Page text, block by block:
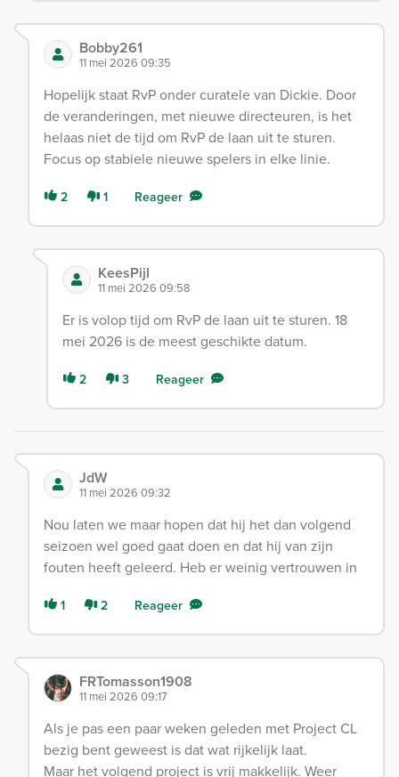
Bobby261
11 mei 2026 09:35
Hopelijk staat RvP onder curatele van Dickie. Door
de veranderingen, met nieuwe directeuren, is het
helaas niet de tijd om RvP de laan uit te sturen.
Focus op stabiele nieuwe spelers in elke linie.
2 1 Reageer
KeesPijl
11 mei 2026 09:58
Er is volop tijd om RvP de laan uit te sturen. 18
mei 2026 is de meest geschikte datum.
2 3 Reageer
JdW
11 mei 2026 09:32
Nou laten we maar hopen dat hij het dan volgend
seizoen wel goed gaat doen en dat hij van zijn
fouten heeft geleerd. Heb er weinig vertrouwen in
1 2 Reageer
FRTomasson1908
11 mei 2026 09:17
Als je pas een paar weken geleden met Project CL
bezig bent geweest is dat wat rijkelijk laat.
Maar het volgend project is vrij makkelijk. Weer